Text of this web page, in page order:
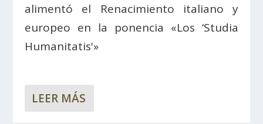
alimentó el Renacimiento italiano y
europeo en la ponencia «Los ‘Studia
Humanitatis'»
LEER MÁS